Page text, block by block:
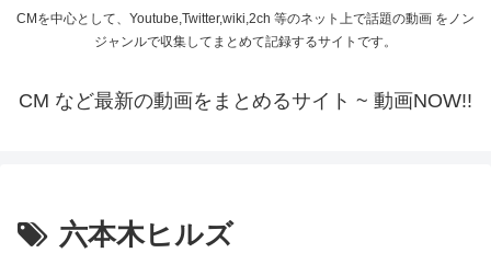
CMを中心として、Youtube,Twitter,wiki,2ch 等のネット上で話題の動画 をノン
ジャンルで収集してまとめて記録するサイトです。
CM など最新の動画をまとめるサイト ~ 動画NOW!!
六本木ヒルズ